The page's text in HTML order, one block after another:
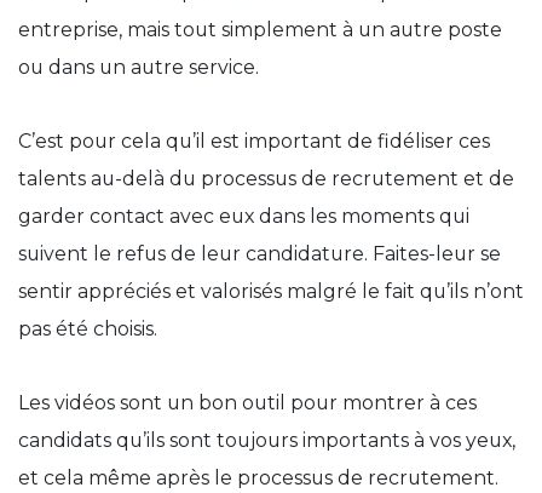
entreprise, mais tout simplement à un autre poste
ou dans un autre service.
C’est pour cela qu’il est important de fidéliser ces
talents au-delà du processus de recrutement et de
garder contact avec eux dans les moments qui
suivent le refus de leur candidature. Faites-leur se
sentir appréciés et valorisés malgré le fait qu’ils n’ont
pas été choisis.
Les vidéos sont un bon outil pour montrer à ces
candidats qu’ils sont toujours importants à vos yeux,
et cela même après le processus de recrutement.